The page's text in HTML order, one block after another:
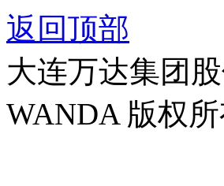
返回顶部
大连万达集团
WANDA 版权